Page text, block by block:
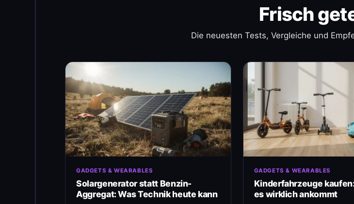
Frisch
Die neuesten Tests, Vergleiche und
GADGETS & WEARABLES
Solargenerator statt Benzin-
Aggregat: Was Technik heute kann
GADGETS & WEARABLES
Kinderfahrzeuge
es wirklich ankommt